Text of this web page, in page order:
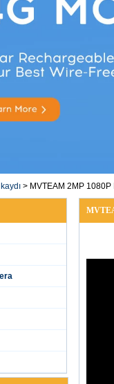
> MVTEAM 2MP